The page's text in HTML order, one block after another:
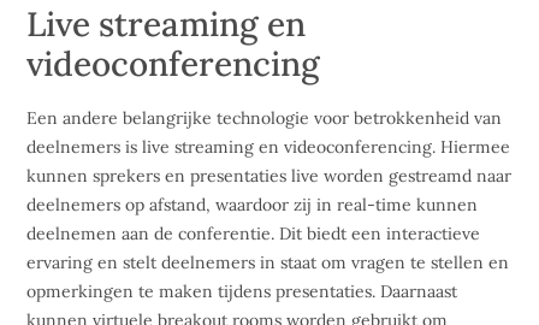
Live streaming en
videoconferencing
Een andere belangrijke technologie voor betrokkenheid van
deelnemers is live streaming en videoconferencing. Hiermee
kunnen sprekers en presentaties live worden gestreamd naar
deelnemers op afstand, waardoor zij in real-time kunnen
deelnemen aan de conferentie. Dit biedt een interactieve
ervaring en stelt deelnemers in staat om vragen te stellen en
opmerkingen te maken tijdens presentaties. Daarnaast
kunnen virtuele breakout rooms worden gebruikt om